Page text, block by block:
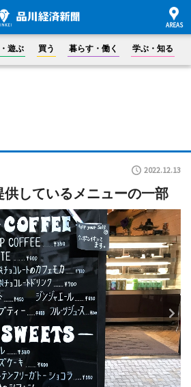
遊ぶ 買う 暮らす・働く 学ぶ・知る
2022.12.13
供しているメニューの一部